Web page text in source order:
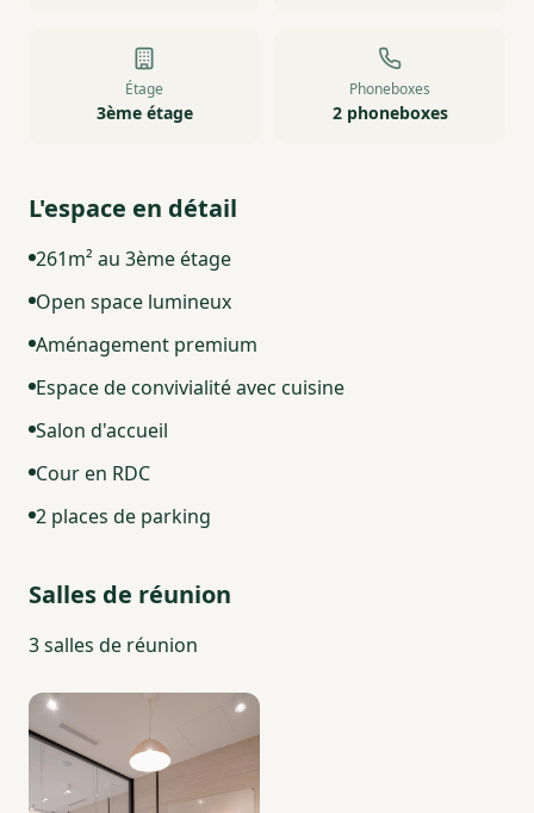
Étage
3ème étage
Phoneboxes
2 phoneboxes
L'espace en détail
261m² au 3ème étage
Open space lumineux
Aménagement premium
Espace de convivialité avec cuisine
Salon d'accueil
Cour en RDC
2 places de parking
Salles de réunion
3 salles de réunion